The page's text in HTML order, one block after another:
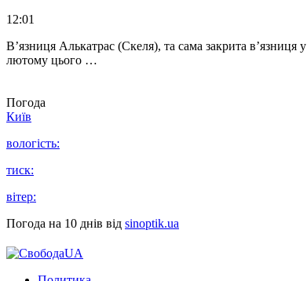
12:01
В’язниця Алькатрас (Скеля), та сама закрита
лютому цього …
Погода
Київ
вологість:
тиск:
вітер:
Погода на 10 днів від sinoptik.ua